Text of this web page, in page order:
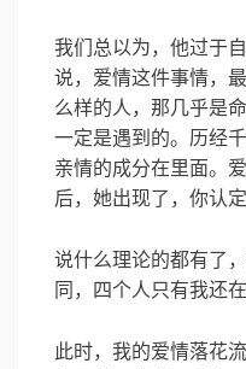
我们总以为，他过于
说，爱情这件事情，
么样的人，那几乎是
一定是遇到的。历经
亲情的成分在里面。
后，她出现了，你认
说什么理论的都有了
同，四个人只有我还在
此时，我的爱情落花